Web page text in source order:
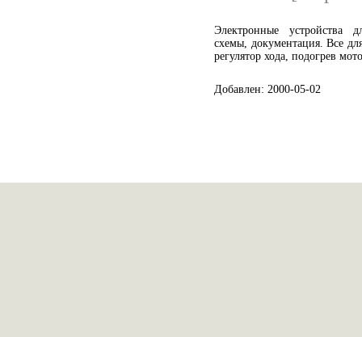
Электронные устройства
схемы, документация. Все
регулятор хода, подогрев
Добавлен: 2000-05-02